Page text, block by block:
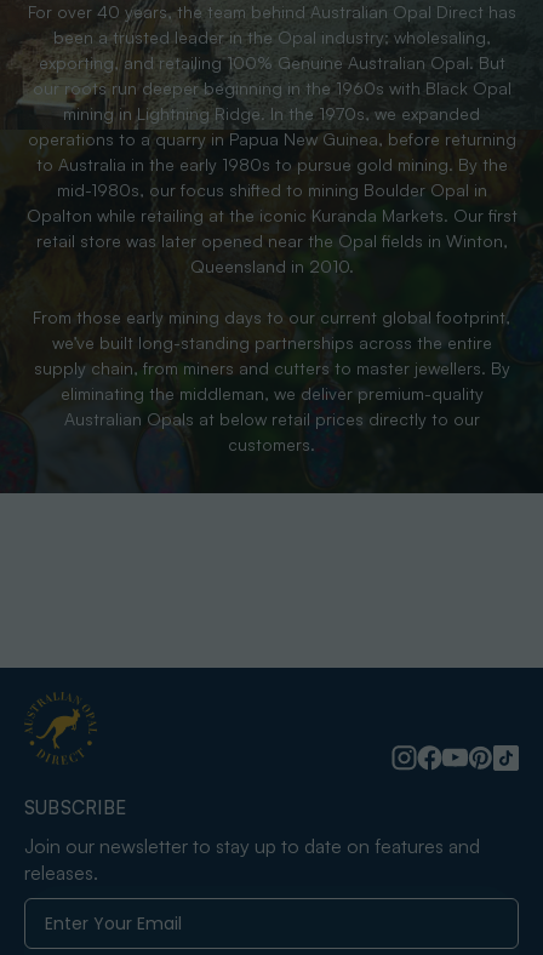
For over 40 years, the team behind Australian Opal Direct has
been a trusted leader in the Opal industry; wholesaling,
exporting, and retailing 100% Genuine Australian Opal. But
our roots run deeper beginning in the 1960s with Black Opal
mining in Lightning Ridge. In the 1970s, we expanded
operations to a quarry in Papua New Guinea, before returning
to Australia in the early 1980s to pursue gold mining. By the
mid-1980s, our focus shifted to mining Boulder Opal in
Opalton while retailing at the iconic Kuranda Markets. Our first
retail store was later opened near the Opal fields in Winton,
Queensland in 2010.
From those early mining days to our current global footprint,
we’ve built long-standing partnerships across the entire
supply chain, from miners and cutters to master jewellers. By
eliminating the middleman, we deliver premium-quality
Australian Opals at below retail prices directly to our
customers.
SUBSCRIBE
Join our newsletter to stay up to date on features and
releases.